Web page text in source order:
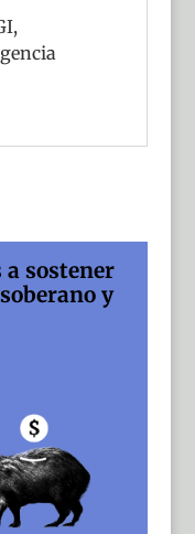
a sostener
y